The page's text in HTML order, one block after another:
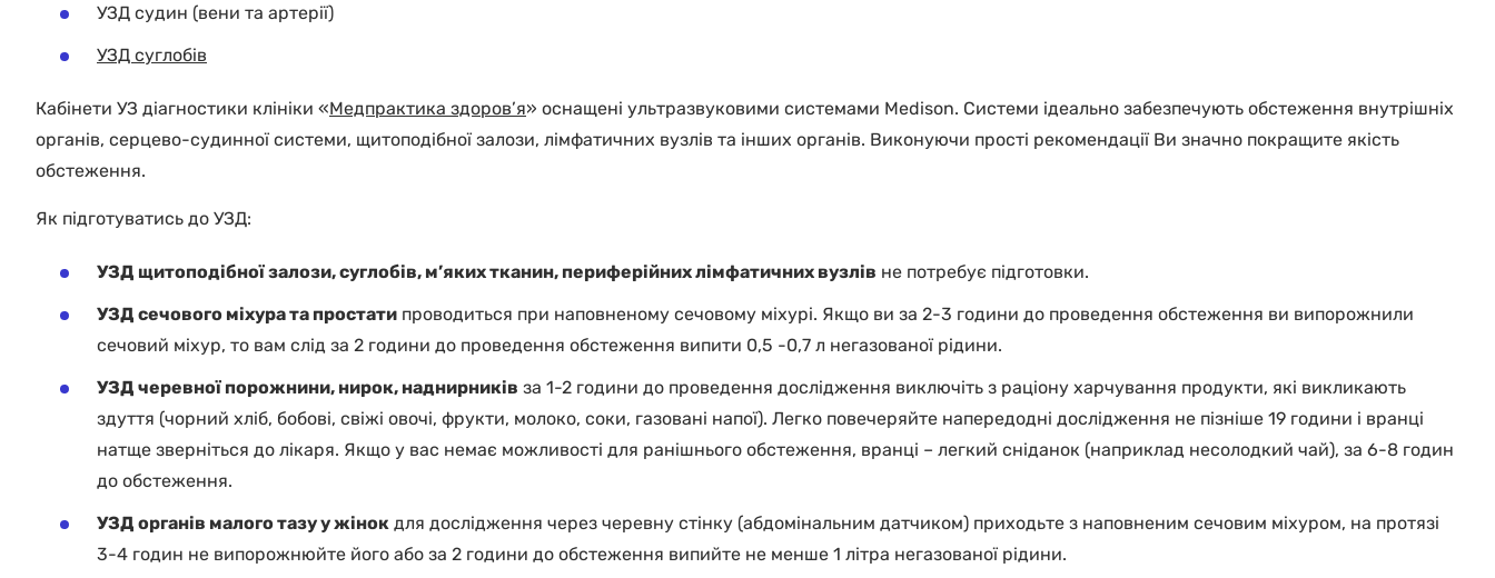
УЗД судин (вени та артерії)
УЗД суглобів
Кабінети УЗ діагностики клініки «Медпрактика здоров’я» оснащені ультразвуковими системами Medison. Системи ідеально забезпечують обстеження внутрішніх
органів, серцево-судинної системи, щитоподібної залози, лімфатичних вузлів та інших органів. Виконуючи прості рекомендації Ви значно покращите якість
обстеження.
Як підготуватись до УЗД:
УЗД щитоподібної залози, суглобів, м’яких тканин, периферійних лімфатичних вузлів не потребує підготовки.
УЗД сечового міхура та простати проводиться при наповненому сечовому міхурі. Якщо ви за 2-3 години до проведення обстеження ви випорожнили
сечовий міхур, то вам слід за 2 години до проведення обстеження випити 0,5 -0,7 л негазованої рідини.
УЗД черевної порожнини, нирок, наднирників за 1-2 години до проведення дослідження виключіть з раціону харчування продукти, які викликають
здуття (чорний хліб, бобові, свіжі овочі, фрукти, молоко, соки, газовані напої). Легко повечеряйте напередодні дослідження не пізніше 19 години і вранці
натще зверніться до лікаря. Якщо у вас немає можливості для ранішнього обстеження, вранці – легкий сніданок (наприклад несолодкий чай), за 6-8 годин
до обстеження.
УЗД органів малого тазу у жінок для дослідження через черевну стінку (абдомінальним датчиком) приходьте з наповненим сечовим міхуром, на протязі
3-4 годин не випорожнюйте його або за 2 години до обстеження випийте не менше 1 літра негазованої рідини.